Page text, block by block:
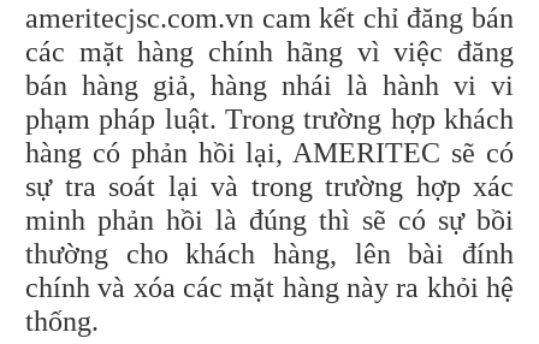
ameritecjsc.com.vn cam kết chỉ đăng bán
các mặt hàng chính hãng vì việc đăng
bán hàng giả, hàng nhái là hành vi vi
phạm pháp luật. Trong trường hợp khách
hàng có phản hồi lại, AMERITEC sẽ có
sự tra soát lại và trong trường hợp xác
minh phản hồi là đúng thì sẽ có sự bồi
thường cho khách hàng, lên bài đính
chính và xóa các mặt hàng này ra khỏi hệ
thống.